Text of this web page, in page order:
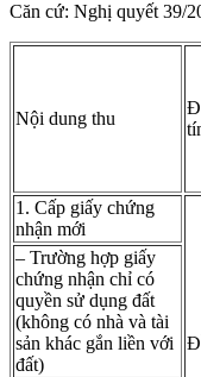
Căn cứ: Nghị quyết 39/
Nội dung thu
1. Cấp giấy chứng
nhận mới
– Trường hợp giấy
chứng nhận chỉ có
quyền sử dụng đất
(không có nhà và tài
sản khác gắn liền với
đất)